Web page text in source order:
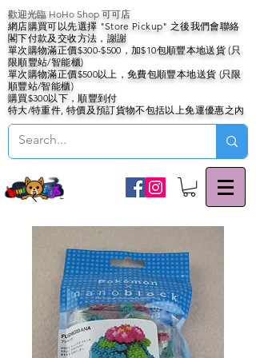
歡迎光臨 HoHo Shop 可可店
網店購買可以先選擇 "Store Pickup" 之後我們會聯絡
閣下付款及交收方法，謝謝
單次購物滿正價$300-$500，加$10包順豐本地送貨 (只
限順豐站/智能櫃)
單次購物滿正價$500以上，免費包順豐本地送貨 (只限
順豐站/智能櫃)
購買$300以下，順豐到付
特大/特重件, 特價及預訂貨物不包括以上免運優惠之內